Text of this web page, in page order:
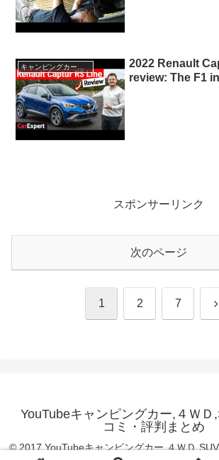
2022 Renault
review: The F1
スポンサーリンク
次のページ
1 2 7 次
YouTubeキャンピングカー,４ＷＤ
コミ・評判まとめ
© 2017 YouTubeキャンピングカー,４ＷＤ